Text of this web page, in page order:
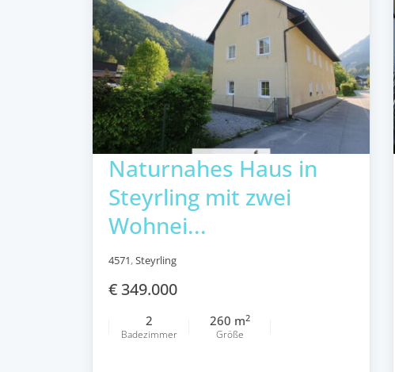
Naturnahes Haus in
Steyrling mit zwei
Wohnei...
4571,Steyrling
€ 349.000
2
Badezimmer
260 m2
Größe